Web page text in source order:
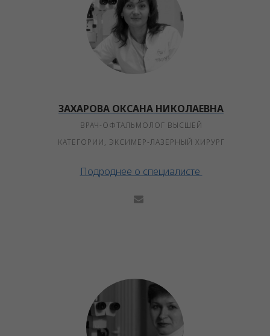
ЗАХАРОВА ОКСАНА НИКОЛАЕВНА
ВРАЧ-ОФТАЛЬМОЛОГ ВЫСШЕЙ
КАТЕГОРИИ, ЭКСИМЕР-ЛАЗЕРНЫЙ ХИРУРГ
Подроднее о специалисте